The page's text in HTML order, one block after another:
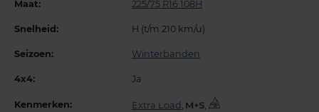
Maat: 225/75 R16 108H
Snelheid: H (t/m 210 km/u)
Seizoen: Winterbanden
4x4: Ja
Kenmerken: Extra Load , ,